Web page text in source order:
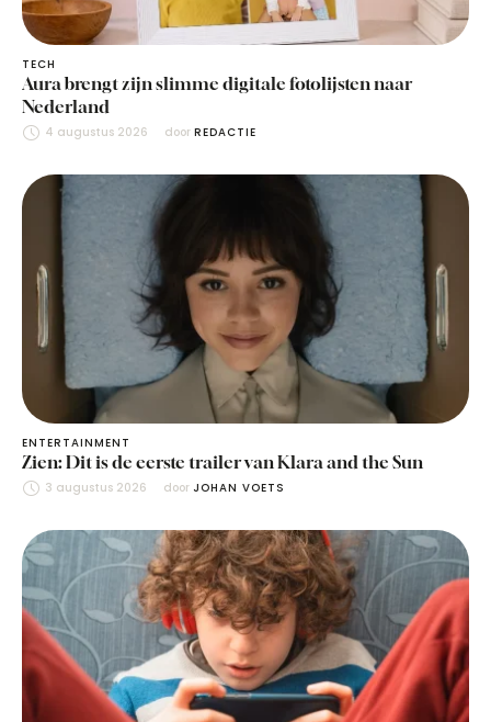
TECH
Aura brengt zijn slimme digitale fotolijsten naar
Nederland
4 augustus 2026 door REDACTIE
ENTERTAINMENT
Zien: Dit is de eerste trailer van Klara and the Sun
3 augustus 2026 door JOHAN VOETS